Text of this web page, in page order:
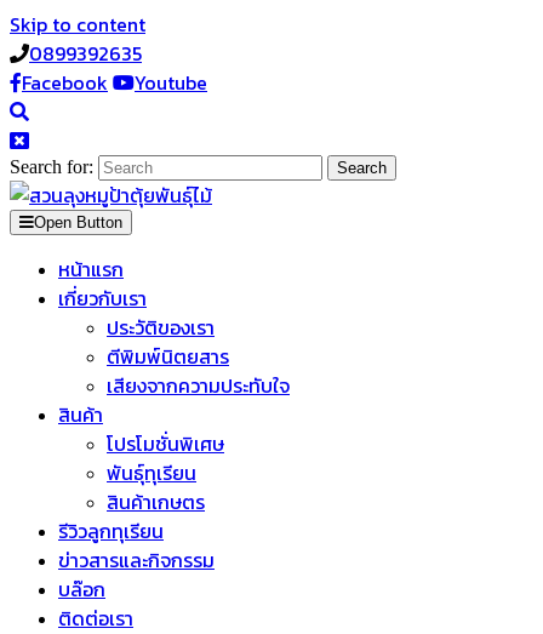
Skip to content
0899392635
Facebook
Youtube
Search for:
Open Button
หน้าแรก
เกี่ยวกับเรา
ประวัติของเรา
ตีพิมพ์นิตยสาร
เสียงจากความประทับใจ
สินค้า
โปรโมชั่นพิเศษ
พันธุ์ทุเรียน
สินค้าเกษตร
รีวิวลูกทุเรียน
ข่าวสารและกิจกรรม
บล๊อก
ติดต่อเรา